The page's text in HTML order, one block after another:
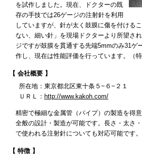
を試作しました。現在、ドクターの既
存の手技では26ゲージの注射針を利用
していますが、針が太く鼓膜に傷を付ける
ない、細い針」を現場ドクターより所望さ
ジですが鼓膜を貫通する先端5mmのみ31ゲ
作し、現在は性能評価を行っています。（特
【 会社概要 】
所在地：東京都北区東十条５−６−２１
ＵＲＬ： http://www.kakoh.com/
精密で極細な金属管（パイプ）の製造を得
全般の設計・製造が可能です。長さ・太さ
で使われる注射針についても対応可能です。
【 特徴 】